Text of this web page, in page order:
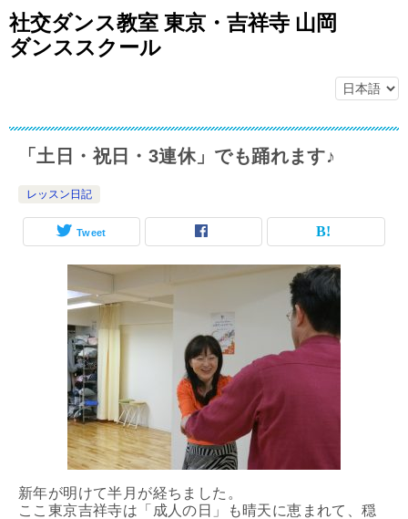
社交ダンス教室 東京・吉祥寺 山岡
ダンススクール
「土日・祝日・3連休」でも踊れます♪
レッスン日記
Tweet
新年が明けて半月が経ちました。
ここ東京吉祥寺は「成人の日」も晴天に恵まれて、穏